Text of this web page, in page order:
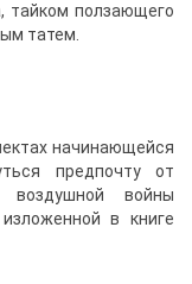
тайком ползающего
татем.
начинающейся
предпочту от
войны
в книге